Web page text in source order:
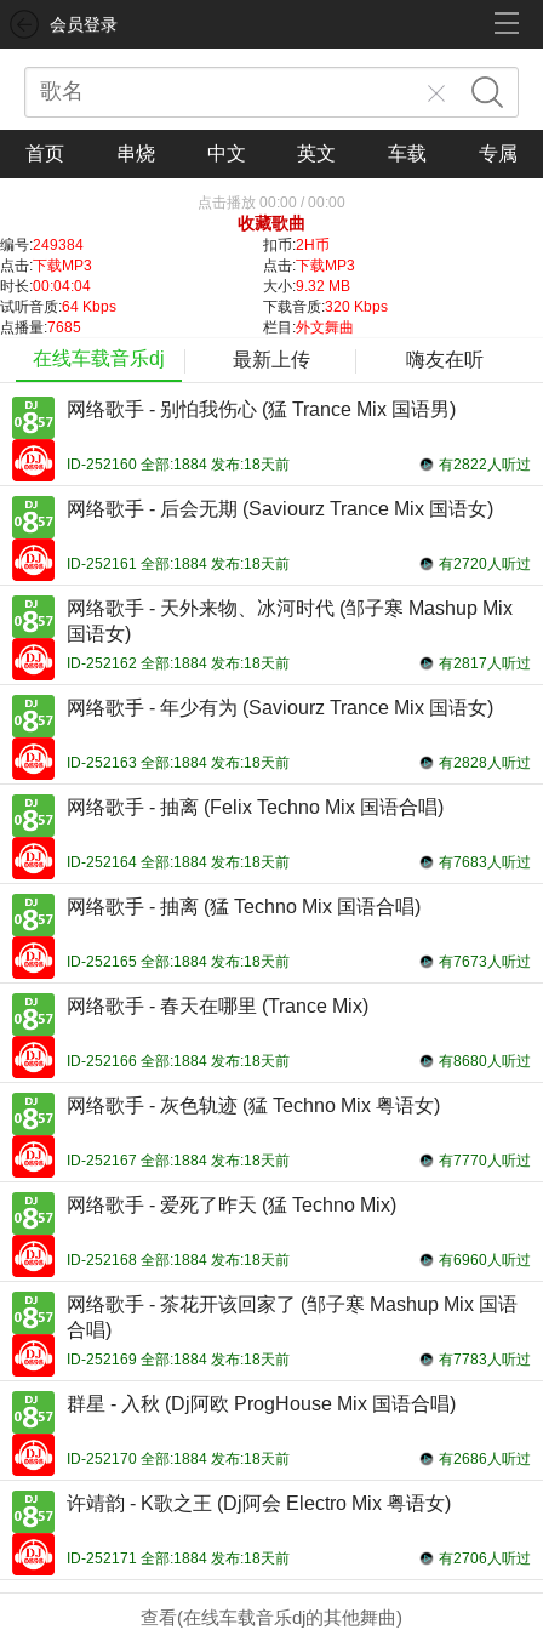
会员登录
首页 串烧 中文 英文 车载 专属
点击播放 00:00 / 00:00
收藏歌曲
编号:249384 扣币:2H币
点击:下载MP3 点击:下载MP3
时长:00:04:04 大小:9.32 MB
试听音质:64 Kbps 下载音质:320 Kbps
点播量:7685 栏目:外文舞曲
在线车载音乐dj 最新上传 嗨友在听
网络歌手 - 别怕我伤心 (猛 Trance Mix 国语男)
有2822人听过
ID-252160 全部:1884 发布:18天前
网络歌手 - 后会无期 (Saviourz Trance Mix 国语女)
有2720人听过
ID-252161 全部:1884 发布:18天前
网络歌手 - 天外来物、冰河时代 (邹子寒 Mashup Mix
国语女)
有2817人听过
ID-252162 全部:1884 发布:18天前
网络歌手 - 年少有为 (Saviourz Trance Mix 国语女)
有2828人听过
ID-252163 全部:1884 发布:18天前
网络歌手 - 抽离 (Felix Techno Mix 国语合唱)
有7683人听过
ID-252164 全部:1884 发布:18天前
网络歌手 - 抽离 (猛 Techno Mix 国语合唱)
有7673人听过
ID-252165 全部:1884 发布:18天前
网络歌手 - 春天在哪里 (Trance Mix)
有8680人听过
ID-252166 全部:1884 发布:18天前
网络歌手 - 灰色轨迹 (猛 Techno Mix 粤语女)
有7770人听过
ID-252167 全部:1884 发布:18天前
网络歌手 - 爱死了昨天 (猛 Techno Mix)
有6960人听过
ID-252168 全部:1884 发布:18天前
网络歌手 - 茶花开该回家了 (邹子寒 Mashup Mix 国语
合唱)
有7783人听过
ID-252169 全部:1884 发布:18天前
群星 - 入秋 (Dj阿欧 ProgHouse Mix 国语合唱)
有2686人听过
ID-252170 全部:1884 发布:18天前
许靖韵 - K歌之王 (Dj阿会 Electro Mix 粤语女)
有2706人听过
ID-252171 全部:1884 发布:18天前
查看(在线车载音乐dj的其他舞曲)